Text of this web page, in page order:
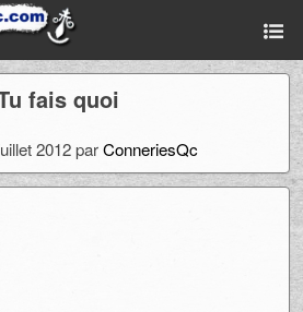
fais quoi
2012 parConneriesQc